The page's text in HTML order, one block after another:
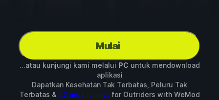
Mulai
...atau kunjungi kami melalui PC untuk mendownload
aplikasi
Dapatkan Kesehatan Tak Terbatas, Peluru Tak
Terbatas & 22 mod lainnyafor Outriders with WeMod